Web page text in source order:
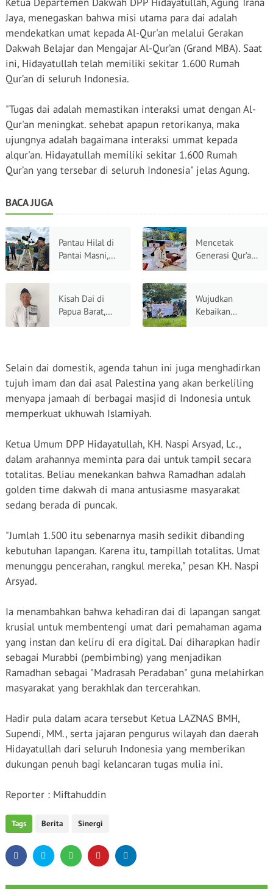
Jaya, menegaskan bahwa misi utamapara dai adalah
mendekatkan umat kepadaAl-Qur'an melalui Gerakan
Dakwah Belajardan MengajarAl-Qur’an (Grand MBA). Saat
ini, Hidayatullah telah memiliki sekitar1.600 Rumah
Qur’an di seluruhIndonesia.
"Tugas dai adalah memastikan interaksi umat denganAl-
Qur'an meningkat. sehebat apapun retorikanya, maka
ujungnya adalah bagaimana interaksi ummat kepada
alqur'an. Hidayatullah memiliki sekitar1.600 Rumah
Qur’an yang tersebardi seluruhIndonesia" jelasAgung.
BACA JUGA
Pantau Hilal di
Pantai Masni,
Papua Barat dan
Kanwil
Kemenag Papua
Syawal 1447 H
Mencetak
Generasi Qur’ani
Program
Takhassus
Kisah Dai di
Papua Barat,
Dakwah Digital
Wujudkan
Kebaikan
Lingkungan
Pesantren di
Bulan Ramadan
Selain dai domestik, agenda tahun ini juga menghadirkan
tujuhimam dan dai asal Palestinayang akan berkeliling
menyapa jamaahdi berbagai masjid di Indonesia untuk
memperkuat ukhuwahIslamiyah.
Ketua Umum DPP Hidayatullah, KH. Naspi Arsyad, Lc.,
dalam arahannya memintapara dai untuk tampil secara
totalitas. Beliau menekankan bahwaRamadhan adalah
golden time dakwahdi mana antusiasme masyarakat
sedang beradadi puncak.
"Jumlah1.500 itu sebenarnya masih sedikit dibanding
kebutuhan lapangan. Karena itu, tampillah totalitas. Umat
menunggu pencerahan, rangkul mereka," pesanKH. Naspi
Arsyad.
Ia menambahkan bahwa kehadiran dai di lapangansangat
krusial untuk membentengi umat dari pemahamanagama
yang instandan keliru di era digital. Dai diharapkan hadir
sebagai Murabbi (pembimbing) yang menjadikan
Ramadhan sebagai "Madrasah Peradaban" guna melahirkan
masyarakatyang berakhlakdan tercerahkan.
Hadirpula dalam acara tersebut KetuaLAZNAS BMH,
Supendi, MM., serta jajaran penguruswilayah dan daerah
Hidayatullah dari seluruhIndonesia yang memberikan
dukungan penuh bagi kelancaran tugas mulia ini.
Reporter : Miftahuddin
Tags Berita Sinergi